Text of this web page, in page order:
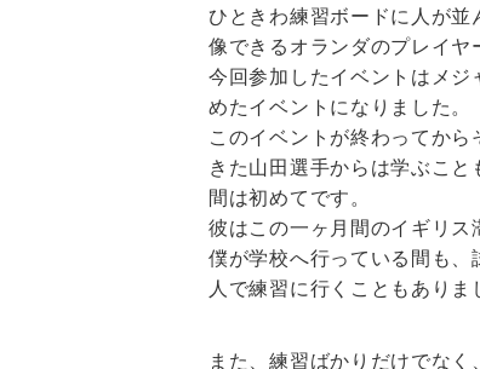
ひときわ練習ボードに人が
像できるオランダのプレイ
今回参加したイベントはメ
めたイベントになりました。
このイベントが終わってか
きた山田選手からは学ぶこ
間は初めてです。
彼はこの一ヶ月間のイギリ
僕が学校へ行っている間も
人で練習に行くこともあり
また、練習ばかりだけでな